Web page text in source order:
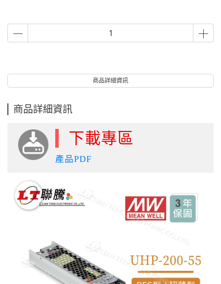
商品詳細資訊
商品詳細資訊
下載專區
產品PDF